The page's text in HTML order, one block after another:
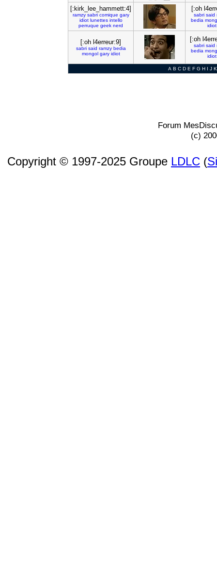
[:kirk_lee_hammett:4]
ramzy sabri comique gary
idiot lunettes intello
perruque geek nerd
[:oh
sabri said
bedia
idiot
[:oh l4erreur:9]
sabri said ramzy bedia
mongol gary idiot
[:oh
sabri said
bedia
idiot
A B C D E F G H I J K
Forum
(c)
Copyright © 1997-2025 Groupe LDLC (